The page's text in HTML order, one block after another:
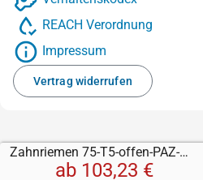
Zahnriemen 75-T5-offen-PAZ-Kevlar mit PU gelb 3 mm
ab 103,23 €
REACH Verordnung
Impressum
Vertrag widerrufen